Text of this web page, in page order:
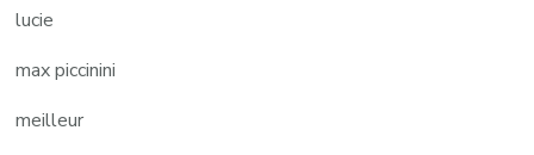
lucie
max piccinini
meilleur